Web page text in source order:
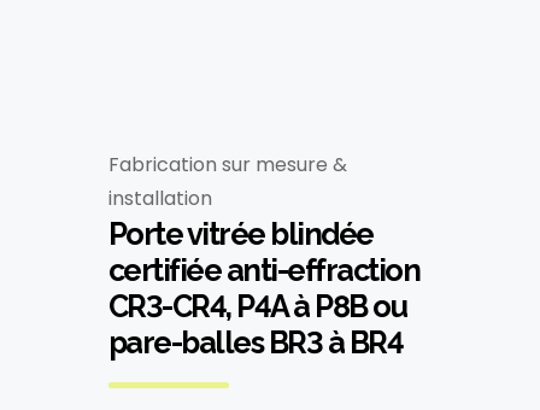
Fabrication sur mesure &
installation
Porte vitrée blindée
certifiée anti-effraction
CR3-CR4, P4A à P8B ou
pare-balles BR3 à BR4